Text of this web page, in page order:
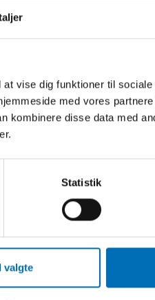
vise dig funktioner til
med vores
kombinere disse data med
Statistik
valgte
indhold